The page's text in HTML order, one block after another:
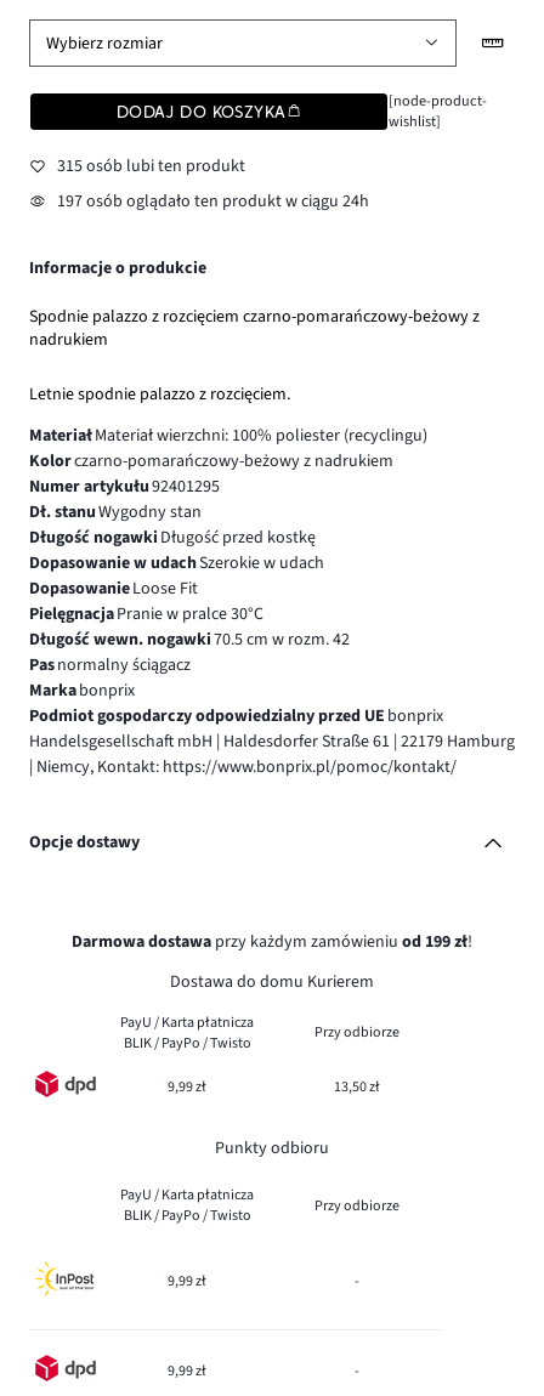
Wybierz rozmiar
DODAJ DO KOSZYKA
[node-product-
wishlist]
315 osób lubi ten produkt
197 osób oglądało ten produkt w ciągu 24h
Informacje o produkcie
Spodnie palazzo z rozcięciem czarno-pomarańczowy-beżowy z
nadrukiem
Letnie spodnie palazzo z rozcięciem.
MateriałMateriał wierzchni: 100% poliester (recyclingu)
Kolorczarno-pomarańczowy-beżowy z nadrukiem
Numer artykułu92401295
Dł. stanuWygodny stan
Długość nogawki Długość przed kostkę
Dopasowanie w udachSzerokie w udach
DopasowanieLoose Fit
PielęgnacjaPranie w pralce 30°C
Długość wewn. nogawki70.5 cm w rozm. 42
Pasnormalny ściągacz
Markabonprix
Podmiot gospodarczy odpowiedzialny przed UE bonprix
Handelsgesellschaft mbH | Haldesdorfer Straße 61 | 22179 Hamburg
| Niemcy, Kontakt: https://www.bonprix.pl/pomoc/kontakt/
Opcje dostawy
Darmowa dostawa przy każdym zamówieniu od 199 zł!
Dostawa do domu Kurierem
PayU / Karta płatnicza
BLIK / PayPo / Twisto
Przy odbiorze
9,99 zł 13,50 zł
Punkty odbioru
PayU / Karta płatnicza
BLIK / PayPo / Twisto
Przy odbiorze
9,99 zł -
9,99 zł -